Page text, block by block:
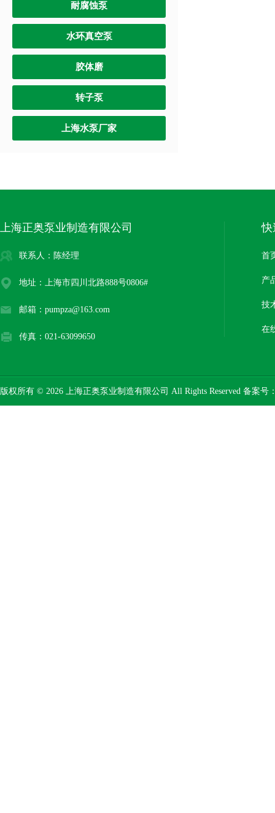
耐腐蚀泵
水环真空泵
胶体磨
转子泵
上海水泵厂家
上海正奥泵业制造有限公司
联系人：陈经理
地址：上海市四川北路888号0806#
邮箱：pumpza@163.com
传真：021-63099650
快
首
产
技
在
版权所有 © 2026 上海正奥泵业制造有限公司 All Rights Reserved 备案号